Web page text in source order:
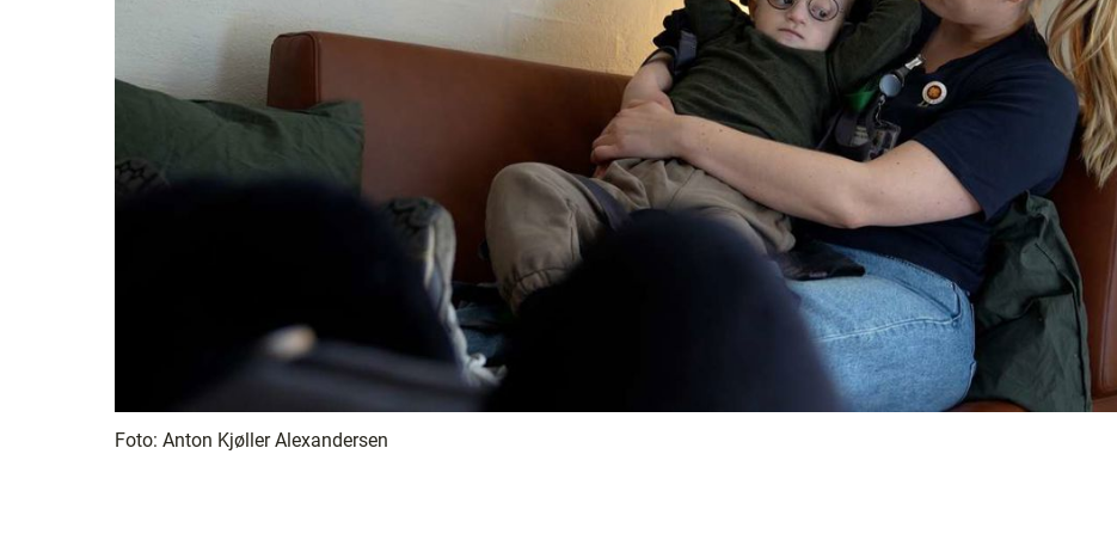
Foto: Anton Kjøller Alexandersen